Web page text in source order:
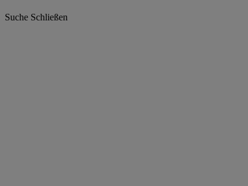
Suche Schließen